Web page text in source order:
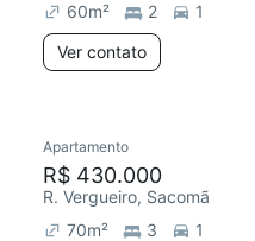
60m² 2
1
Ver contato
Apartamento
R$ 430.000
R. Vergueiro, Sacomã
70m² 3
1